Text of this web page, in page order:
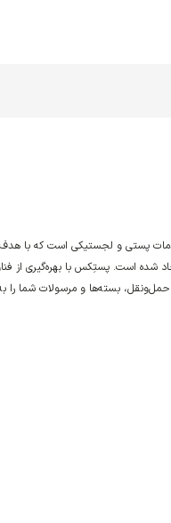
پستی و لجستیکی است که با
شده است. پستِکس با بهره‌گیری از
حمل‌ونقل، بسته‌ها و مرسولات شما